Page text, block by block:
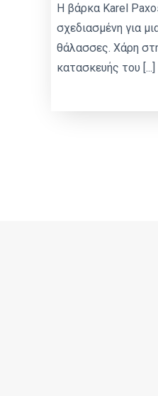
Η βάρκα Karel
σχεδιασμένη για
θάλασσες. Χάρη
κατασκευής του [...]